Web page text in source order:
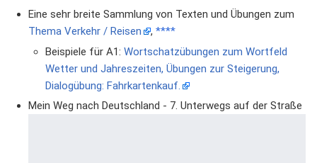
Eine sehr breite Sammlung von Texten und Übungen zum
Thema Verkehr / Reisen
, ****
Beispiele für A1: Wortschatzübungen zum Wortfeld
Wetter und Jahreszeiten, Übungen zur Steigerung,
Dialogübung: Fahrkartenkauf.
Mein Weg nach Deutschland - 7. Unterwegs auf der Straße